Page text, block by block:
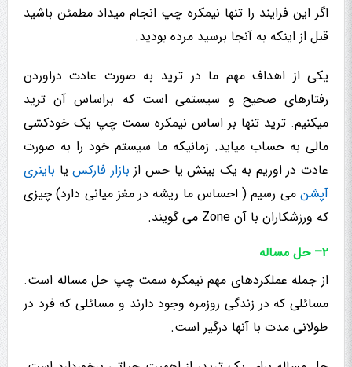
اگر این فرایند را تنها نیمکره چپ انجام میداد مطمئن باشید
قبل از اینکه به آنجا برسید مرده بودید.
یکی از اهداف مهم ما در ترید به صورت عادت دراوردن
رفتارهای صحیح و سیستمی است که براساس آن ترید
میکنیم. ترید تنها بر اساس نیمکره سمت چپ یک خودکشی
مالی به حساب میاید. زمانیکه ما سیستم خود را به صورت
عادت در اوریم به یک بینش یا حس از بازار فارکسیا باینری
آپشنمی رسیم ( احساس ما ریشه در مغز میانی دارد) چیزی
که ورزشکاران با آن Zone می گویند.
۲– حل مساله
از جمله عملکردهای مهم نیمکره سمت چپ حل مساله است.
مسائلی که در زندگی روزمره وجود دارند و مسائلی که فرد در
طولانی مدت با آنها درگیر است.